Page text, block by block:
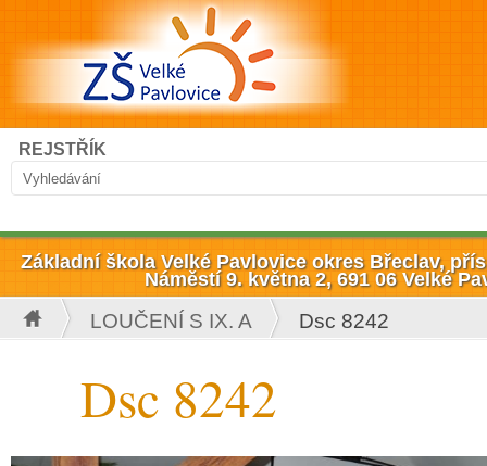
Přejít k hlavnímu obsahu
Vyhledávání
Hledat
REJSTŘÍK
Základní škola Velké Pavlovice okres Břeclav,
Náměstí 9. května 2, 691 06 Velké
Jste zde
LOUČENÍ S IX. A Dsc 8242
Dsc 8242